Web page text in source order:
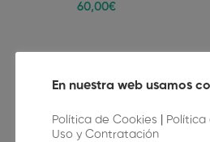
60,00€
En nuestra web usamos
Política de Cookies Política
Uso y Contratación